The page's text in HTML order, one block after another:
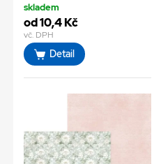
skladem
od 10,4 Kč
vč. DPH
Detail